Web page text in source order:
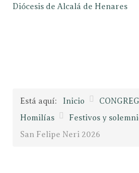
Diócesis de Alcalá de Henares
Está aquí: Inicio
Homilías
Festivos y
San Felipe Neri 2026